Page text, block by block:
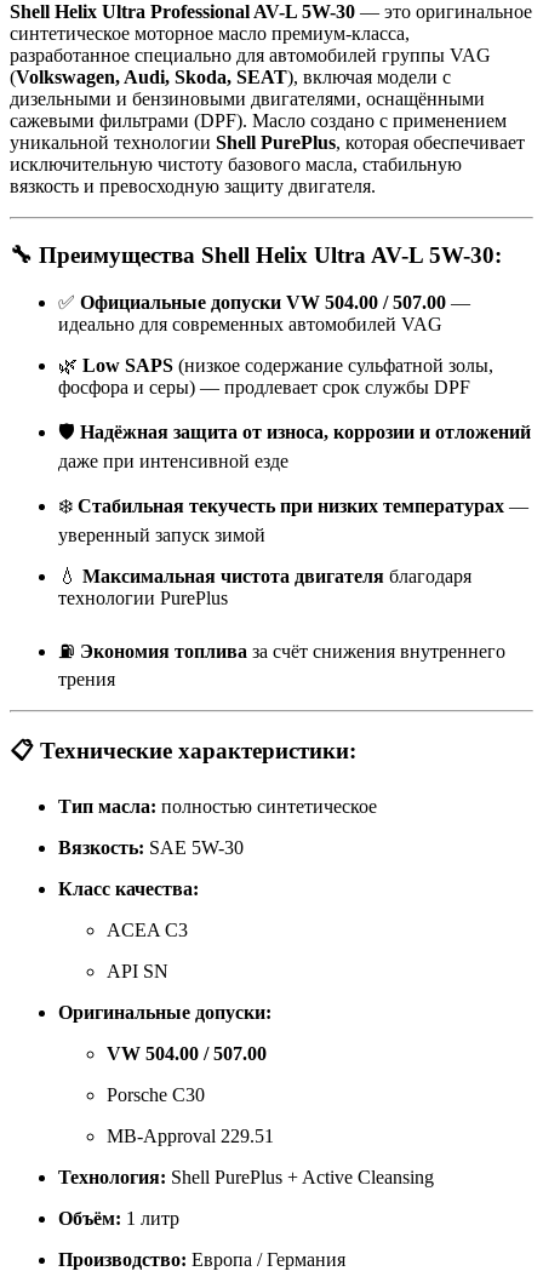
Shell Helix Ultra Professional AV-L 5W-30 — это оригинальное
синтетическое моторное масло премиум-класса,
разработанное специально для автомобилей группы VAG
(Volkswagen, Audi, Skoda, SEAT), включая модели с
дизельными и бензиновыми двигателями, оснащёнными
сажевыми фильтрами (DPF). Масло создано с применением
уникальной технологии Shell PurePlus, которая обеспечивает
исключительную чистоту базового масла, стабильную
вязкость и превосходную защиту двигателя.
🔧 Преимущества Shell Helix Ultra AV-L 5W-30:
✅ Официальные допуски VW 504.00 / 507.00 —
идеально для современных автомобилей VAG
🌿 Low SAPS (низкое содержание сульфатной золы,
фосфора и серы) — продлевает срок службы DPF
🛡 Надёжная защита от износа, коррозии и отложений
даже при интенсивной езде
❄️ Стабильная текучесть при низких температурах —
уверенный запуск зимой
💧 Максимальная чистота двигателя благодаря
технологии PurePlus
⛽ Экономия топлива за счёт снижения внутреннего
трения
📋 Технические характеристики:
Тип масла: полностью синтетическое
Вязкость: SAE 5W-30
Класс качества:
ACEA C3
API SN
Оригинальные допуски:
VW 504.00 / 507.00
Porsche C30
MB-Approval 229.51
Технология: Shell PurePlus + Active Cleansing
Объём: 1 литр
Производство: Европа / Германия